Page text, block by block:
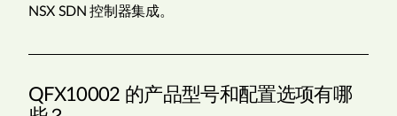
NSX SDN 控制器集成。
QFX10002 的产品型号和配置选项有哪